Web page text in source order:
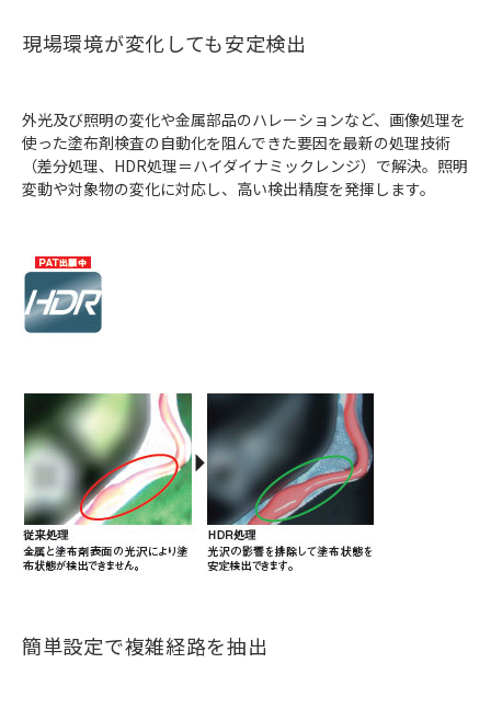
現場環境が変化しても安定検出
外光及び照明の変化や金属部品のハレーションなど、画像処理を
使った塗布剤検査の自動化を阻んできた要因を最新の処理技術
（差分処理、HDR処理＝ハイダイナミックレンジ）で解決。照明
変動や対象物の変化に対応し、高い検出精度を発揮します。
簡単設定で複雑経路を抽出